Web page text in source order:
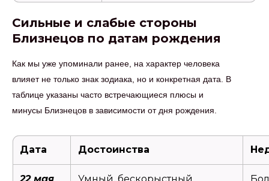
Сильные и слабые стороны
Близнецов по датам рождения
Как мы уже упоминали ранее, на характер человека
влияет не только знак зодиака, но и конкретная дата. В
таблице указаны часто встречающиеся плюсы и
минусы Близнецов в зависимости от дня рождения.
Дата Достоинства